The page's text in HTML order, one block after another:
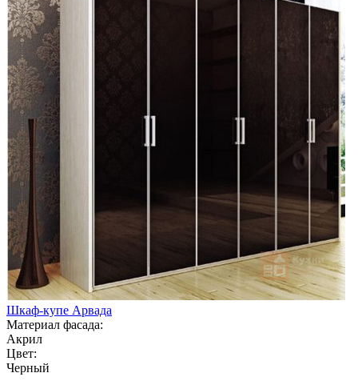
Шкаф-купе Арвада
Материал фасада:
Акрил
Цвет:
Черный